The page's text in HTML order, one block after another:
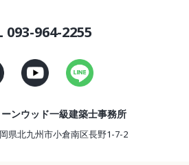
093-964-2255
ンウッド一級建築士事務所
県北九州市小倉南区長野1-7-2